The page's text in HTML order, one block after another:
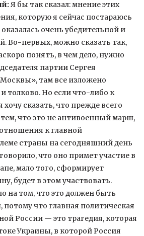
Я бы так сказал: мнение этих
которую я сейчас постараюсь
очень убедительной и
Во-первых, можно сказать так,
понять, в чем дело, нужно
партии Сергея
там все изложено
толково. Но если что-либо к
хочу сказать, что прежде всего
что это не антивоенный марш,
к главной
страны на сегодняшний день
что оно примет участие в
мало того, сформирует
будет в этом участвовать.
на том, что это должен быть
что главная политическая
России — это трагедия, которая
Украины, в которой Россия